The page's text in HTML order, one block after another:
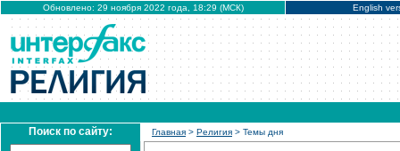
Обновлено: 29 ноября 2022 года, 18:29 (МСК) English
Поиск по сайту: Главная > Религия > Темы дня